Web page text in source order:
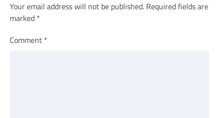
Your email address will not be published. Required fields are
marked *
Comment *